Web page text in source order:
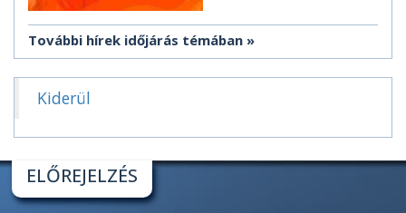
További hírek időjárás témában
Kiderül
ELŐREJELZÉS